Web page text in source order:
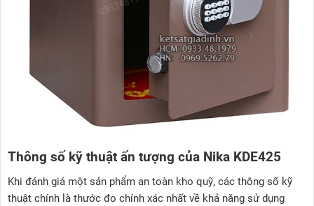
Thông số kỹ thuật ấn tượng của Nika KDE425
Khi đánh giá một sản phẩm an toàn kho quỹ, các thông số kỹ
thuật chính là thước đo chính xác nhất về khả năng sử dụng